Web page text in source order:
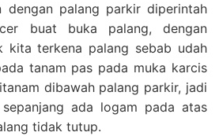
dengan palang parkir diperintah
buat buka palang, dengan
kita terkena palang sebab udah
tanam pas pada muka karcis
dibawah palang parkir, jadi
ada logam pada atas
tidak tutup.